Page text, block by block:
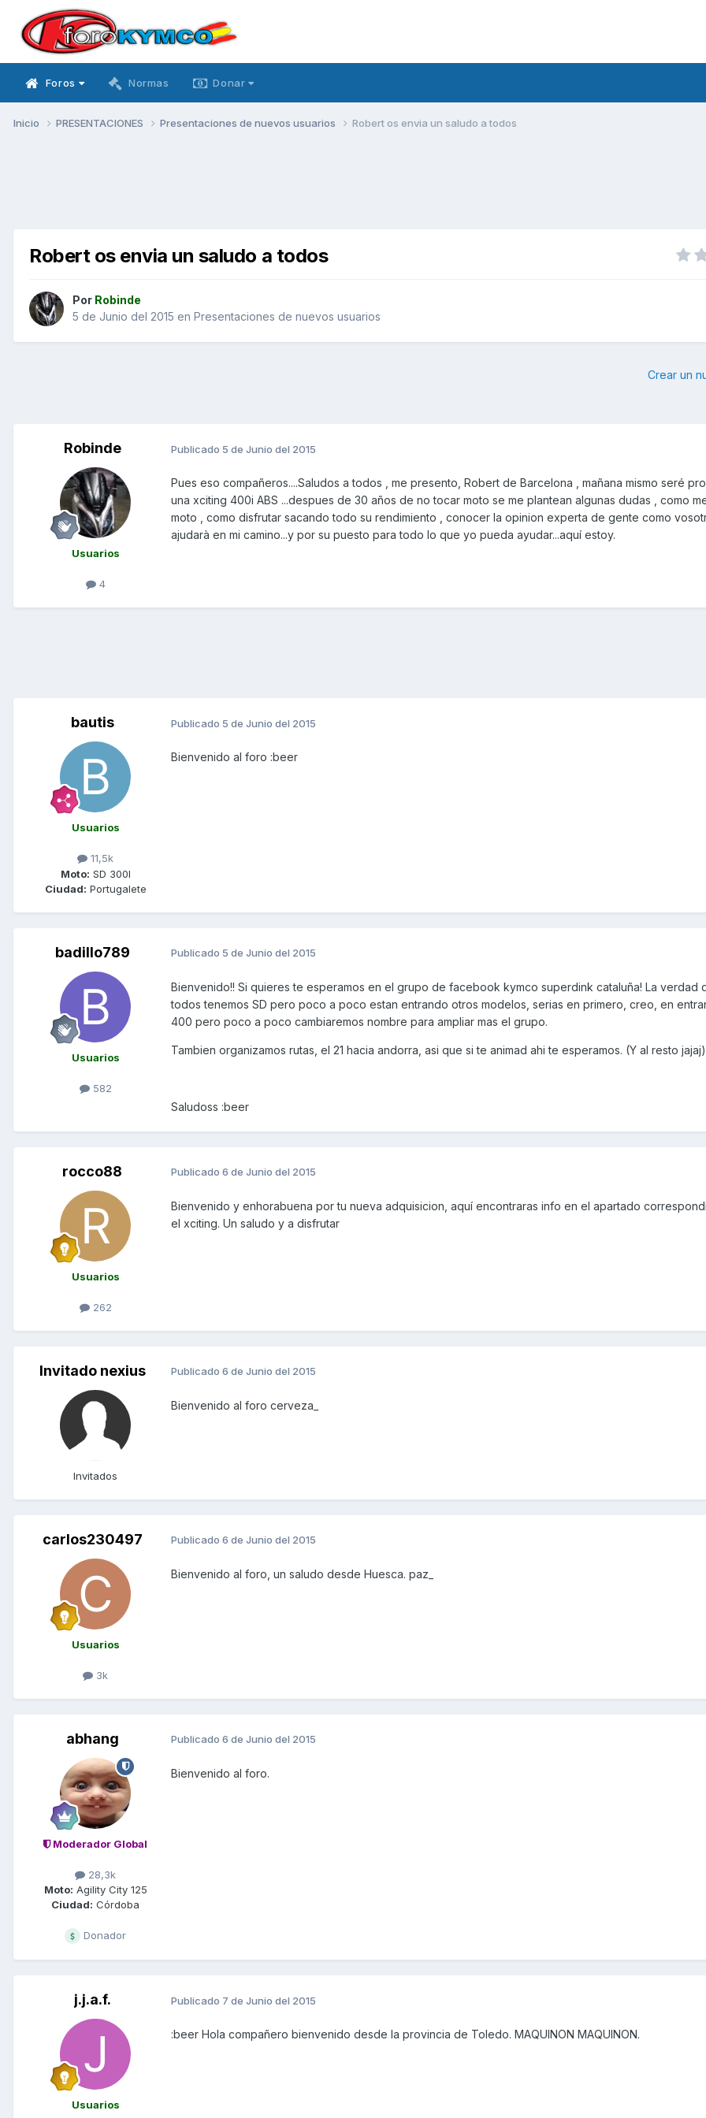
Foros Normas Donar
Inicio PRESENTACIONES Presentaciones de nuevos usuarios Robert os envia un saludo a todos
Robert os envia un saludo a todos
Por Robinde
5 de Junio del 2015 en Presentaciones de nuevos usuarios
Crear un
Robinde
Usuarios
4
Publicado 5 de Junio del 2015
Pues eso compañeros....Saludos a todos , me presento, Robert de Barcelona , mañana mismo seré
una xciting 400i ABS ...despues de 30 años de no tocar moto se me plantean algunas dudas , como
moto , como disfrutar sacando todo su rendimiento , conocer la opinion experta de gente como
ajudarà en mi camino...y por su puesto para todo lo que yo pueda ayudar...aquí estoy.
bautis
Usuarios
11,5k
Moto: SD 300I
Ciudad: Portugalete
Publicado 5 de Junio del 2015
Bienvenido al foro :beer
badillo789
Usuarios
582
Publicado 5 de Junio del 2015
Bienvenido!! Si quieres te esperamos en el grupo de facebook kymco superdink cataluña! La verdad
todos tenemos SD pero poco a poco estan entrando otros modelos, serias en primero, creo, en
400 pero poco a poco cambiaremos nombre para ampliar mas el grupo.
Tambien organizamos rutas, el 21 hacia andorra, asi que si te animad ahi te esperamos. (Y al resto jajaj)
Saludoss :beer
rocco88
Usuarios
262
Publicado 6 de Junio del 2015
Bienvenido y enhorabuena por tu nueva adquisicion, aquí encontraras info en el apartado
el xciting. Un saludo y a disfrutar
Invitado nexius
Invitados
Publicado 6 de Junio del 2015
Bienvenido al foro cerveza_
carlos230497
Usuarios
3k
Publicado 6 de Junio del 2015
Bienvenido al foro, un saludo desde Huesca. paz_
abhang
Moderador Global
28,3k
Moto: Agility City 125
Ciudad: Córdoba
Donador
Publicado 6 de Junio del 2015
Bienvenido al foro.
j.j.a.f.
Usuarios
Publicado 7 de Junio del 2015
:beer Hola compañero bienvenido desde la provincia de Toledo. MAQUINON MAQUINON.